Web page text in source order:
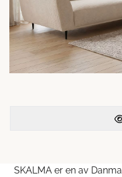
SKALMA er en av